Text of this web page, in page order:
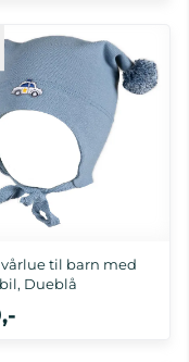
0-1 år, 2-4 år
til barn med
Dueblå